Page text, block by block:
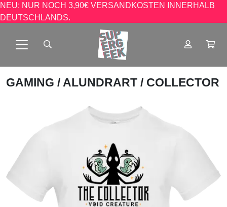
NEU: NUR NOCH 3,90€ VERSANDKOSTEN INNERHALB
DEUTSCHLANDS.
GAMING / ALUNDRART / COLLECTOR